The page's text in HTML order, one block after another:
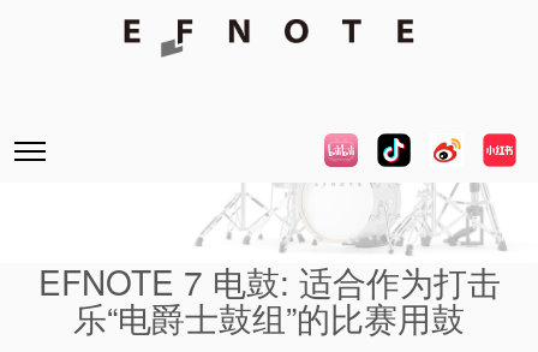
EFNOTE 7 电鼓: 适合作为打击
乐“电爵士鼓组”的比赛用鼓